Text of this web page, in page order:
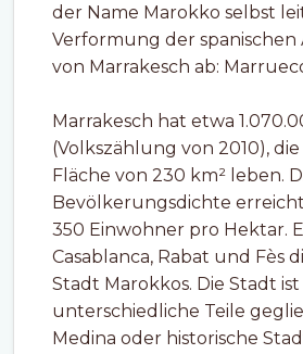
der Name Marokko selbst
Verformung der spanischen
von Marrakesch ab:
Marrakesch hat etwa
(Volkszählung von 2010),
Fläche von 230 km² leben.
Bevölkerungsdichte
350 Einwohner pro Hektar.
Casablanca, Rabat und Fès
Stadt Marokkos. Die Stadt ist
unterschiedliche Teile
Medina oder historische